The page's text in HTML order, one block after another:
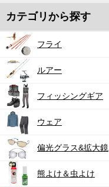
カテゴリから探す
フライ
ルアー
フィッシングギア
ウェア
偏光グラス&拡大鏡
熊よけ＆虫よけ